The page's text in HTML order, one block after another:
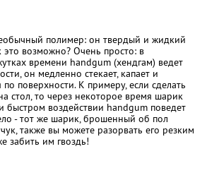
полимер: он твердый и жидкий
возможно? Очень просто: в
времени handgum (хендгам) ведет
он медленно стекает, капает и
по поверхности. К примеру, если сделать
стол, то через некоторое время шарик
быстром воздействии handgum поведет
- тот же шарик, брошенный об пол
также вы можете разорвать его резким
забить им гвоздь!